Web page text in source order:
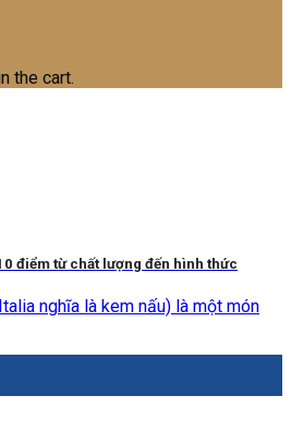
the cart.
điểm từ chất lượng đến hình thức
nghĩa là kem nấu) là một món